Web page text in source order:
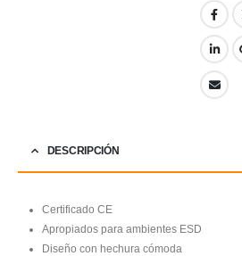
DESCRIPCIÓN
Certificado CE
Apropiados para ambientes ESD
Diseño con hechura cómoda